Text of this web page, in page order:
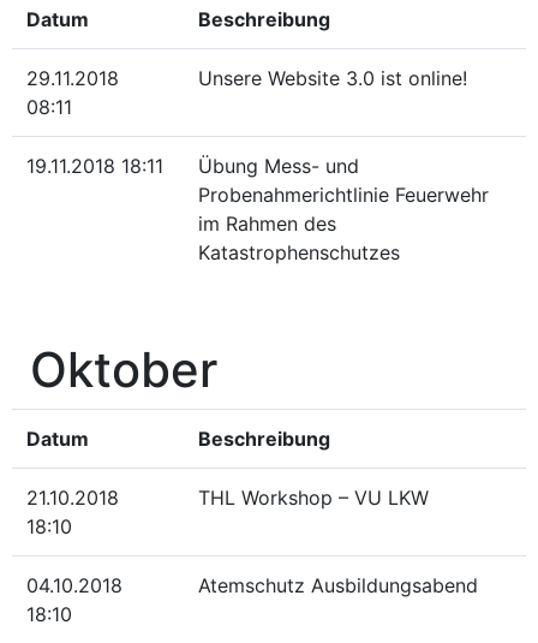
Datum Beschreibung
29.11.2018
08:11
Unsere Website 3.0 ist online!
19.11.2018 18:11
Übung Mess- und
Probenahmerichtlinie Feuerwehr
im Rahmen des
Katastrophenschutzes
Oktober
Datum Beschreibung
21.10.2018
18:10
THL Workshop – VU LKW
04.10.2018
18:10
Atemschutz Ausbildungsabend